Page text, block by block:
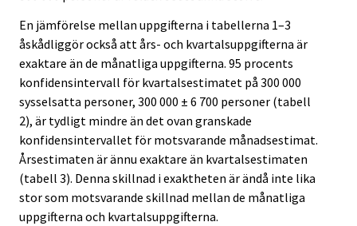
En jämförelse mellan uppgifterna i tabellerna 1–3
åskådliggör också att års- och kvartalsuppgifterna är
exaktare än de månatliga uppgifterna. 95 procents
konfidensintervall för kvartalsestimatet på 300 000
sysselsatta personer, 300 000 ± 6 700 personer (tabell
2), är tydligt mindre än det ovan granskade
konfidensintervallet för motsvarande månadsestimat.
Årsestimaten är ännu exaktare än kvartalsestimaten
(tabell 3). Denna skillnad i exaktheten är ändå inte lika
stor som motsvarande skillnad mellan de månatliga
uppgifterna och kvartalsuppgifterna.